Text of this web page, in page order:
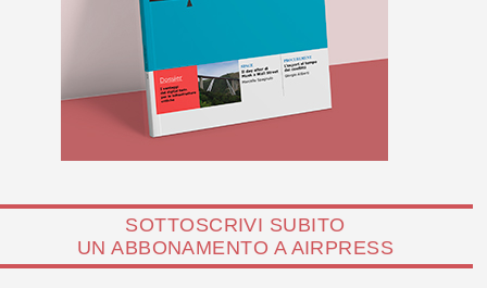
SOTTOSCRIVI SUBITO
UN ABBONAMENTO A AIRPRESS